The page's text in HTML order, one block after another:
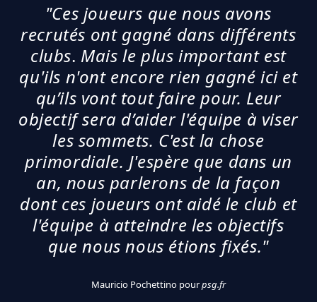
"Ces joueurs que nous avons
recrutés ont gagné dans différents
clubs. Mais le plus important est
qu'ils n'ont encore rien gagné ici et
qu’ils vont tout faire pour. Leur
objectif sera d’aider l'équipe à viser
les sommets. C'est la chose
primordiale. J'espère que dans un
an, nous parlerons de la façon
dont ces joueurs ont aidé le club et
l'équipe à atteindre les objectifs
que nous nous étions fixés."
Mauricio Pochettino pourpsg.fr